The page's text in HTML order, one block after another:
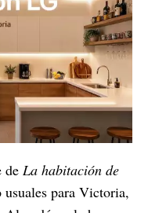
de La habitación de
usuales para Victoria,